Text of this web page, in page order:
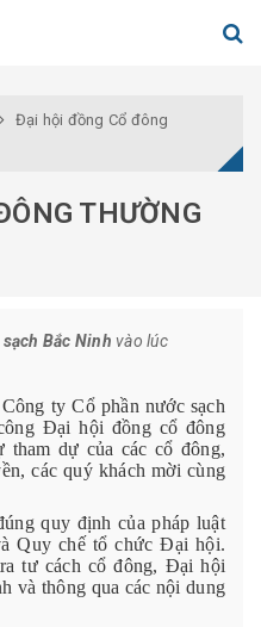
Đại hội đồng Cổ đông
THƯỜNG
Bắc Ninh vào lúc
ty Cổ phần nước sạch
Đại hội đồng cổ đông
tham dự của các cổ đông,
các quý khách mời cùng
quy định của pháp luật
Quy chế tổ chức Đại hội.
tư cách cổ đông, Đại hội
và thông qua các nội dung